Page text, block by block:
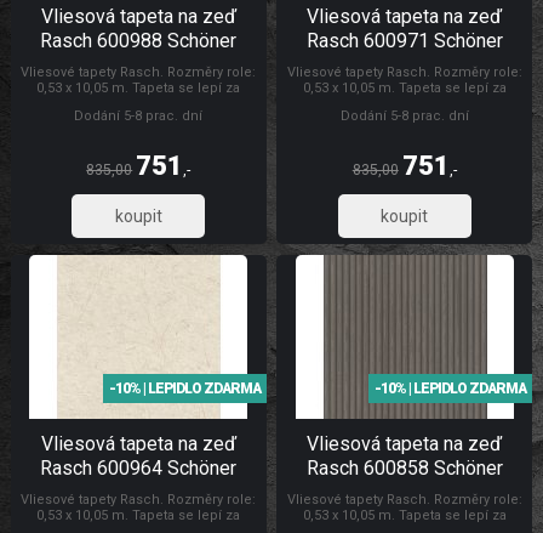
Vliesová tapeta na zeď
Rasch 600988 Schöner
Wohnen CL
Vliesové tapety Rasch. Rozměry role:
0,53 x 10,05 m. Tapeta se lepí za
zeď. Vliesové tapety na zeď se
zakrytí jemných prasklin. Tapety
Dodání 5-8 prac. dní
835,00 751,-
621,07
Vliesová tapeta na zeď
Rasch 600971 Schöner
Wohnen CL
Vliesové tapety Rasch. Rozměry role:
0,53 x 10,05 m. Tapeta se lepí za
zeď. Vliesové tapety na zeď se
zakrytí jemných prasklin. Tapety
Dodání 5-8 prac. dní
835,00 751 ,-
621,07
Vliesová tapeta na zeď
Rasch 600964 Schöner
Wohnen CL
Vliesové tapety Rasch. Rozměry role:
0,53 x 10,05 m. Tapeta se lepí za
-10% | LEPIDLO ZDARMA
Vliesová tapeta na zeď
Rasch 600858 Schöner
Wohnen CL
Vliesové tapety Rasch. Rozměry role:
0,53 x 10,05 m. Tapeta se lepí za
-10% | LEPIDLO ZDARMA